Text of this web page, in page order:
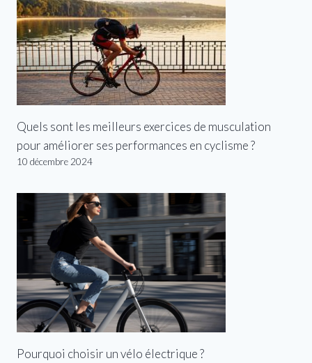
Quels sont les meilleurs exercices de musculation
pour améliorer ses performances en cyclisme ?
10 décembre 2024
Pourquoi choisir un vélo électrique ?